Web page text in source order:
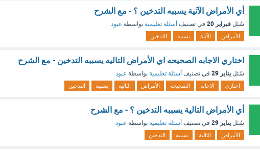
أي الأمراض الآتية يسببه التدخين ؟ - مع الشرح
سُئل فبراير 20 في تصنيف أسئلة تعليمية بواسطة عبود
الأمراض الآتية يسببه التدخين
اختاري الاجابه الصحيحه اي الأمراض التاليه يسببه التدخين - مع الشرح
سُئل يناير 29 في تصنيف أسئلة تعليمية بواسطة عبود
اختاري الاجابه الصحيحه الأمراض التاليه يسببه التدخين
أي الأمراض التالية يسببه التدخين ؟ - مع الشرح
سُئل يناير 29 في تصنيف أسئلة تعليمية بواسطة عبود
الأمراض التالية يسببه التدخين